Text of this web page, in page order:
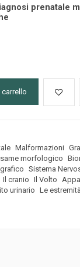
prenatale
Malformazioni
morfologico
Sistema
Il cranio Il Volto
urinario Le estremità